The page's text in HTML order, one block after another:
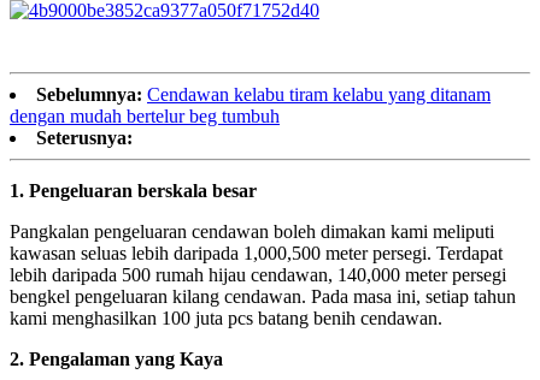
Sebelumnya: Cendawan kelabu tiram kelabu yang ditanam
dengan mudah bertelur beg tumbuh
Seterusnya:
1. Pengeluaran berskala besar
Pangkalan pengeluaran cendawan boleh dimakan kami meliputi
kawasan seluas lebih daripada 1,000,500 meter persegi. Terdapat
lebih daripada 500 rumah hijau cendawan, 140,000 meter persegi
bengkel pengeluaran kilang cendawan. Pada masa ini, setiap tahun
kami menghasilkan 100 juta pcs batang benih cendawan.
2. Pengalaman yang Kaya